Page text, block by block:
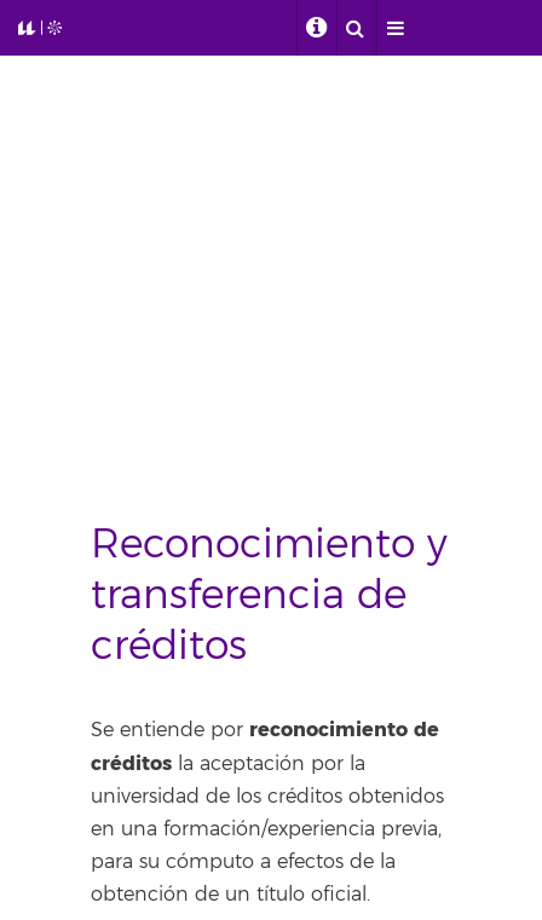
Reconocimiento y
transferencia de
créditos
Se entiende por reconocimiento de
créditos la aceptación por la
universidad de los créditos obtenidos
en una formación/experiencia previa,
para su cómputo a efectos de la
obtención de un título oficial.